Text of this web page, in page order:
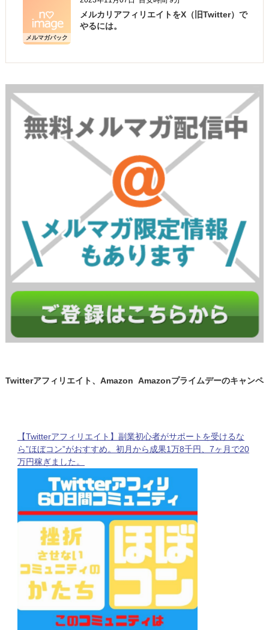
メルマガバック
ナンバー
メルカリアフィリエイトをX（旧Twitter）で
やるには。
Twitterアフィリエイト、Amazon Amazonプライムデーのキャンペ
【Twitterアフィリエイト】副業初心者がサポートを受けるな
ら”ほぼコン”がおすすめ。初月から成果1万8千円、7ヶ月で20
万円稼ぎました。